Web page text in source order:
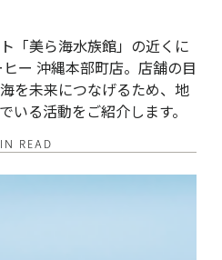
「美ら海水族館」の近くに
ー 沖縄本部町店。店舗の目
を未来につなげるため、地
いる活動をご紹介します。
READ